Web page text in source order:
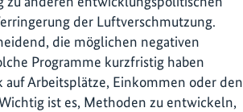
der Luftverschmutzung.
die möglichen negativen
Programme kurzfristig haben
Arbeitsplätze, Einkommen oder den
ist es, Methoden zu entwickeln,